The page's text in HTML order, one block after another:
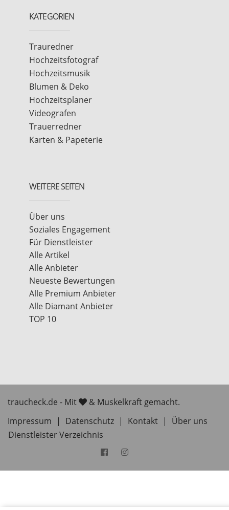
KATEGORIEN
Trauredner
Hochzeitsfotograf
Hochzeitsmusik
Blumen & Deko
Hochzeitsplaner
Videografen
Trauerredner
Karten & Papeterie
WEITERE SEITEN
Über uns
Soziales Engagement
Für Dienstleister
Alle Artikel
Alle Anbieter
Neueste Bewertungen
Alle Premium Anbieter
Alle Diamant Anbieter
TOP 10
traucheck.de - Mit
& Muskelkraft gemacht.
Impressum
| Datenschutz | Kontakt |
Über uns
Dienstleister Verzeichnis